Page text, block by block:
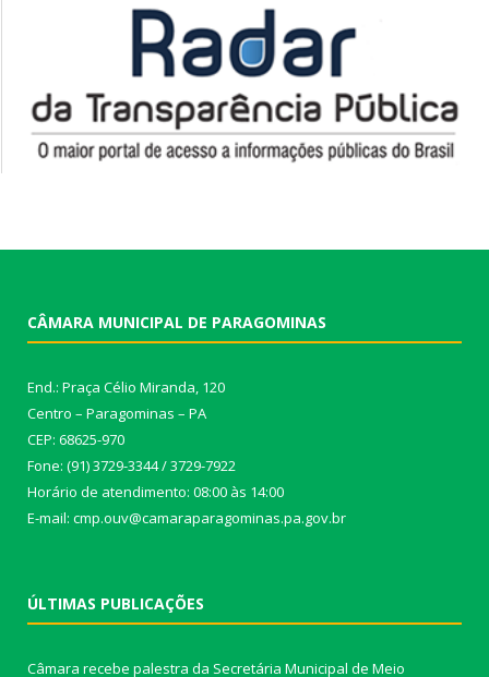
CÂMARA MUNICIPAL DE PARAGOMINAS
End.: Praça Célio Miranda, 120
Centro – Paragominas – PA
CEP: 68625-970
Fone: (91) 3729-3344 / 3729-7922
Horário de atendimento: 08:00 às 14:00
E-mail: cmp.ouv@camaraparagominas.pa.gov.br
ÚLTIMAS PUBLICAÇÕES
Câmara recebe palestra da Secretária Municipal de Meio